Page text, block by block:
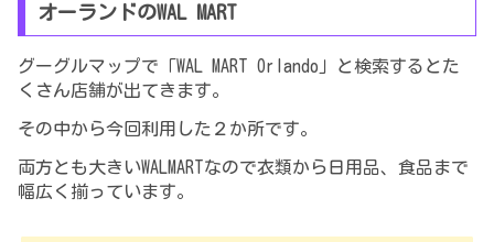
オーランドのWAL MART
グーグルマップで「WAL MART Orlando」と検索するとた
くさん店舗が出てきます。
その中から今回利用した２か所です。
両方とも大きいWALMARTなので衣類から日用品、食品まで
幅広く揃っています。